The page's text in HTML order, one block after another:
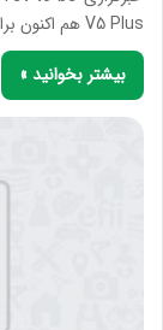
V5 Plus هم اکنون برای سفارش در دسترس است .…
بیشتر بخوانید »